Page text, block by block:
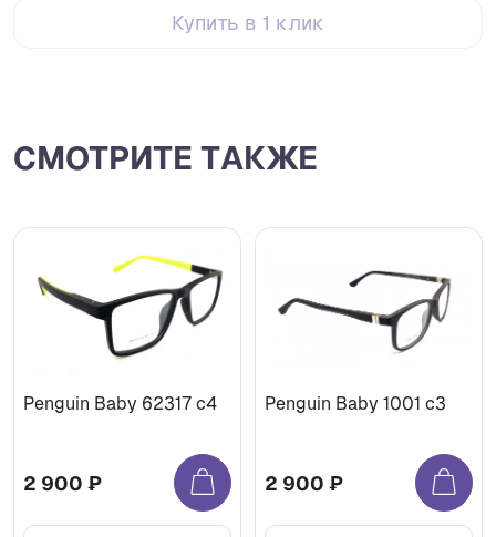
Купить в 1 клик
СМОТРИТЕ ТАКЖЕ
Penguin Baby 62317 c4
2 900 ₽
Penguin Baby 1001 с3
2 900 ₽